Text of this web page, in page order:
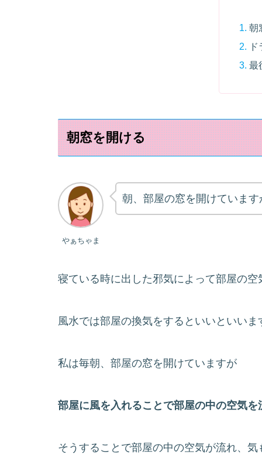
朝
最
朝窓を開ける
やぁちゃま
朝、部屋の窓を開けています
寝ている時に出した邪気によって部屋の
風水では部屋の換気をするといいといいま
私は毎朝、部屋の窓を開けていますが
部屋に風を入れることで部屋の中の空気を
そうすることで部屋の中の空気が流れ、